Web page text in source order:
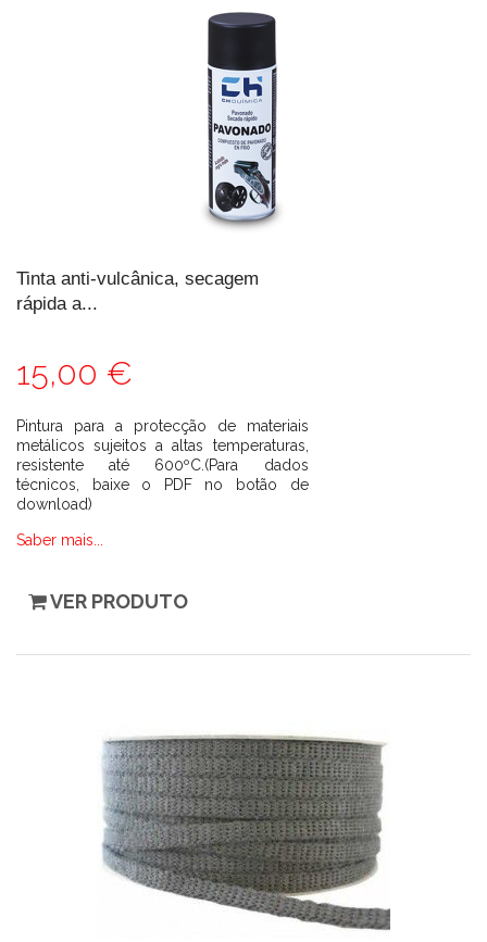
Tinta anti-vulcânica, secagem
rápida a...
15,00 €
Pintura para a protecção de materiais
metálicos sujeitos a altas temperaturas,
resistente até 600ºC.(Para dados
técnicos, baixe o PDF no botão de
download)
Saber mais...
VER PRODUTO